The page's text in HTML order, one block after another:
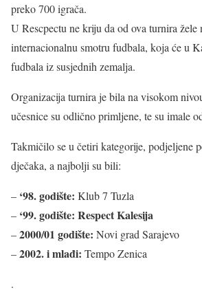
preko 700 igrača.
U Rescpectu ne kriju da od ova turnira žele
internacionalnu smotru fudbala, koja će u
fudbala iz susjednih zemalja.
Organizacija turnira je bila na visokom
učesnice su odlično primljene, te su imale
Takmičilo se u četiri kategorije, podjeljene
dječaka, a najbolji su bili:
– ‘98. godište: Klub 7 Tuzla
– ‘99. godište: Respect Kalesija
–2000/01 godište: Novi grad Sarajevo
–2002. i mlađi: Tempo Zenica
.